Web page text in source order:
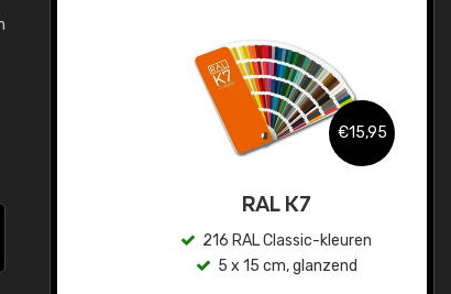
€15,95
RAL K7
216 RAL Classic-kleuren
5 x 15 cm, glanzend